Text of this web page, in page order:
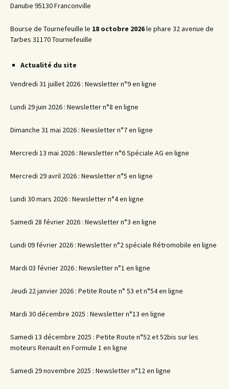
Danube 95130 Franconville
Bourse de Tournefeuille le 18 octobre 2026le phare 32 avenue de
Tarbes 31170 Tournefeuille
Actualité du site
Vendredi 31 juillet 2026 : Newsletter n°9 en ligne
Lundi 29 juin 2026 : Newsletter n°8 en ligne
Dimanche 31 mai 2026 : Newsletter n°7 en ligne
Mercredi 13 mai 2026 : Newsletter n°6 Spéciale AG en ligne
Mercredi 29 avril 2026 : Newsletter n°5 en ligne
Lundi 30 mars 2026 : Newsletter n°4 en ligne
Samedi 28 février 2026 : Newsletter n°3 en ligne
Lundi 09 février 2026 : Newsletter n°2 spéciale Rétromobile en ligne
Mardi 03 février 2026 : Newsletter n°1 en ligne
Jeudi 22 janvier 2026 : Petite Route n° 53 et n°54 en ligne
Mardi 30 décembre 2025 : Newsletter n°13 en ligne
Samedi 13 décembre 2025 : Petite Route n°52 et 52bis sur les
moteurs Renault en Formule 1 en ligne
Samedi 29 novembre 2025 : Newsletter n°12 en ligne